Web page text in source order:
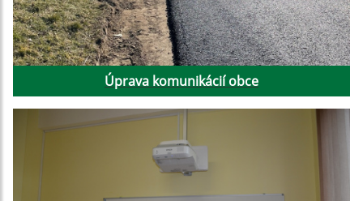
Úprava komunikácií obce